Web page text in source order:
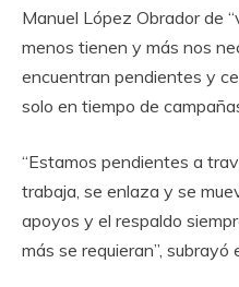
Manuel López Obrador de
menos tienen y más nos
encuentran pendientes y
solo en tiempo de
“Estamos pendientes a
trabaja, se enlaza y se
apoyos y el respaldo
más se requieran”, subrayó